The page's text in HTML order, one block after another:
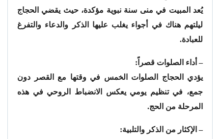
يُعد المبيت في منى سنة نبوية مؤكدة، حيث يقضي الحجاج
ليلتهم هناك في أجواء يغلب عليها الذكر والدعاء والتفرغ
للعبادة.
– أداء الصلوات قصراً:
يؤدي الحجاج الصلوات الخمس في وقتها مع القصر دون
جمع، في تنظيم يومي يعكس الانضباط الروحي في هذه
المرحلة من الحج.
– الإكثار من الذكر والتلبية: